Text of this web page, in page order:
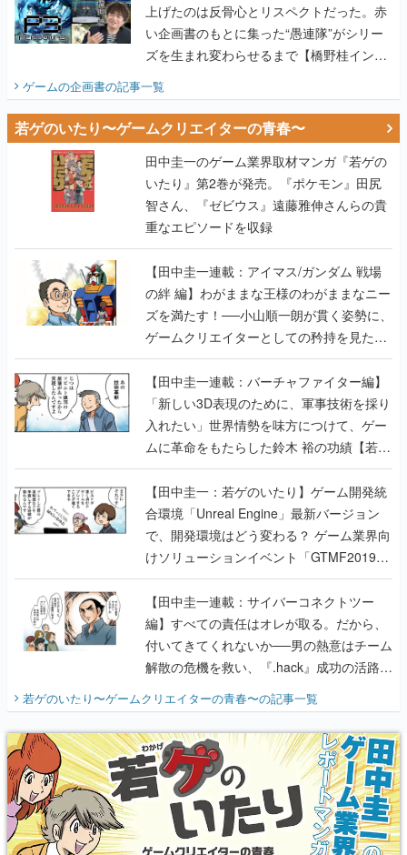
上げたのは反骨心とリスペクトだった。赤
い企画書のもとに集った“愚連隊”がシリー
ズを生まれ変わらせるまで【橋野桂インタ
ビュー】
ゲームの企画書の記事一覧
若ゲのいたり〜ゲームクリエイターの青春〜
田中圭一のゲーム業界取材マンガ『若ゲの
いたり』第2巻が発売。『ポケモン』田尻
智さん、『ゼビウス』遠藤雅伸さんらの貴
重なエピソードを収録
【田中圭一連載：アイマス/ガンダム 戦場
の絆 編】わがままな王様のわがままなニー
ズを満たす！──小山順一朗が貫く姿勢に、
ゲームクリエイターとしての矜持を見た
【若ゲのいたり最終回】
【田中圭一連載：バーチャファイター編】
「新しい3D表現のために、軍事技術を採り
入れたい」世界情勢を味方につけて、ゲー
ムに革命をもたらした鈴木 裕の功績【若ゲ
のいたり】
【田中圭一：若ゲのいたり】ゲーム開発統
合環境「Unreal Engine」最新バージョン
で、開発環境はどう変わる？ ゲーム業界向
けソリューションイベント「GTMF2019」
に行って、より理解を深めよう【PR】
【田中圭一連載：サイバーコネクトツー
編】すべての責任はオレが取る。だから、
付いてきてくれないか──男の熱意はチーム
解散の危機を救い、『.hack』成功の活路を
開く。業界の快男児・松山 洋に流れる血は
『少年ジャンプ』色だった【若ゲのいた
り】
若ゲのいたり〜ゲームクリエイターの青春〜の記事一覧